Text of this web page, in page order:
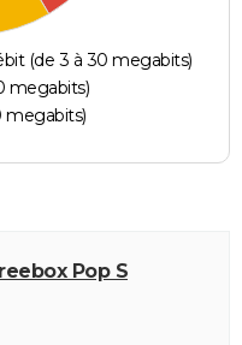
(de 3 à 30 megabits)
megabits)
megabits)
Pop S